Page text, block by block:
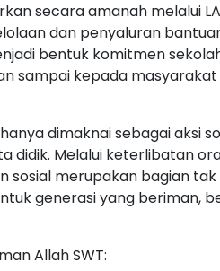
secara amanah melalui
dan penyaluran
bentuk komitmen
sampai kepada
dimaknai sebagai aksi
didik. Melalui keterlibatan
sosial merupakan bagian
generasi yang beriman,
Allah SWT: